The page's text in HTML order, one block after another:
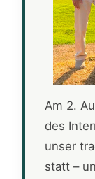
Am 2.
des
unser
statt –